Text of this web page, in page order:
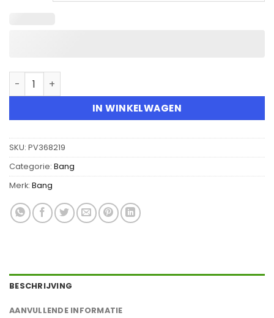
Bang King Coloor 30000 Puffs Disposable Vape
IN WINKELWAGEN
SKU: PV368219
Categorie: Bang
Merk: Bang
BESCHRIJVING
AANVULLENDE INFORMATIE